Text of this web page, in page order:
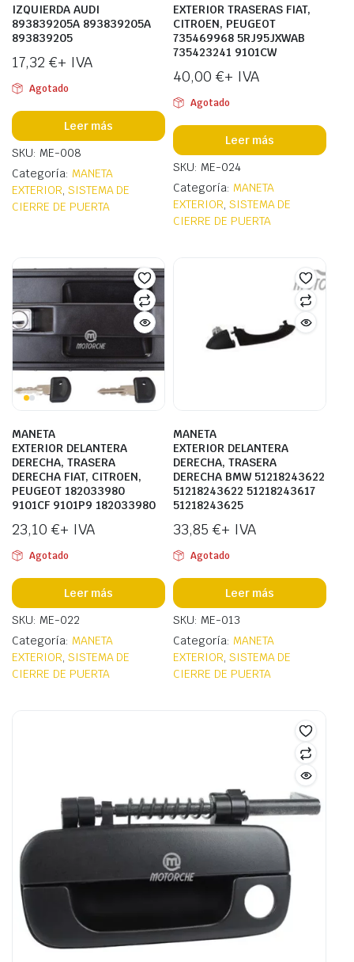
IZQUIERDA AUDI
893839205A 893839205A
893839205
17,32 €+ IVA
Agotado
Leer más
SKU: ME-008
Categoría: MANETA
EXTERIOR, SISTEMA DE
CIERRE DE PUERTA
EXTERIOR TRASERAS FIAT,
CITROEN, PEUGEOT
735469968 5RJ95JXWAB
735423241 9101CW
40,00 €+ IVA
Agotado
Leer más
SKU: ME-024
Categoría: MANETA
EXTERIOR, SISTEMA DE
CIERRE DE PUERTA
MANETA
EXTERIOR DELANTERA
DERECHA, TRASERA
DERECHA FIAT, CITROEN,
PEUGEOT 182033980
9101CF 9101P9 182033980
23,10 €+ IVA
Agotado
Leer más
SKU: ME-022
Categoría: MANETA
EXTERIOR, SISTEMA DE
CIERRE DE PUERTA
MANETA
EXTERIOR DELANTERA
DERECHA, TRASERA
DERECHA BMW 51218243622
51218243622 51218243617
51218243625
33,85 €+ IVA
Agotado
Leer más
SKU: ME-013
Categoría: MANETA
EXTERIOR, SISTEMA DE
CIERRE DE PUERTA